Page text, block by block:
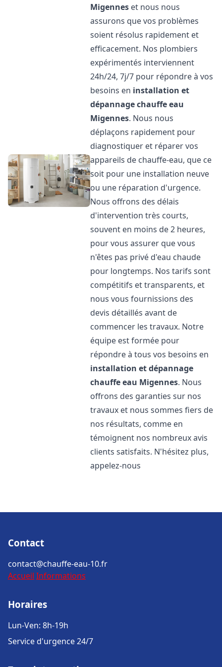
Migennes et nous nous
assurons que vos problèmes
soient résolus rapidement et
efficacement. Nos plombiers
expérimentés interviennent
24h/24, 7j/7 pour répondre à vos
besoins en installation et
dépannage chauffe eau
Migennes. Nous nous
déplaçons rapidement pour
diagnostiquer et réparer vos
appareils de chauffe-eau, que ce
soit pour une installation neuve
ou une réparation d'urgence.
Nous offrons des délais
d'intervention très courts,
souvent en moins de 2 heures,
pour vous assurer que vous
n'êtes pas privé d'eau chaude
pour longtemps. Nos tarifs sont
compétitifs et transparents, et
nous vous fournissions des
devis détaillés avant de
commencer les travaux. Notre
équipe est formée pour
répondre à tous vos besoins en
installation et dépannage
chauffe eau Migennes. Nous
offrons des garanties sur nos
travaux et nous sommes fiers de
nos résultats, comme en
témoignent nos nombreux avis
clients satisfaits. N'hésitez plus,
appelez-nous
Contact
contact@chauffe-eau-10.fr
Accueil Informations
Horaires
Lun-Ven: 8h-19h
Service d'urgence 24/7